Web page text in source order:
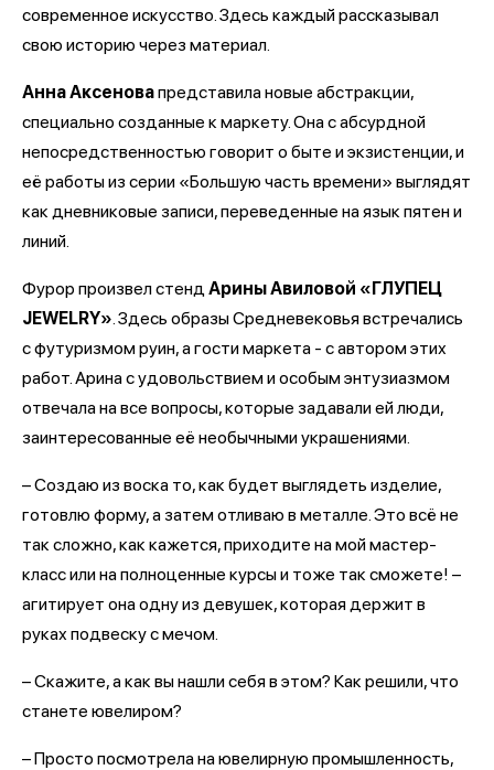
современное искусство. Здесь каждый рассказывал
свою историю через материал.
Анна Аксеновапредставила новые абстракции,
специально созданные к маркету. Она с абсурдной
непосредственностью говорит о быте и экзистенции, и
её работы из серии «Большую часть времени» выглядят
как дневниковые записи, переведенные на язык пятен и
линий.
Фурор произвел стендАрины Авиловой «ГЛУПЕЦ
JEWELRY». Здесь образы Средневековья встречались
с футуризмом руин, а гости маркета - с автором этих
работ. Арина с удовольствием и особым энтузиазмом
отвечала на все вопросы, которые задавали ей люди,
заинтересованные её необычными украшениями.
– Создаю из воска то, как будет выглядеть изделие,
готовлю форму, а затем отливаю в металле. Это всё не
так сложно, как кажется, приходите на мой мастер-
класс или на полноценные курсы и тоже так сможете! –
агитирует она одну из девушек, которая держит в
руках подвеску с мечом.
– Скажите, а как вы нашли себя в этом? Как решили, что
станете ювелиром?
– Просто посмотрела на ювелирную промышленность,